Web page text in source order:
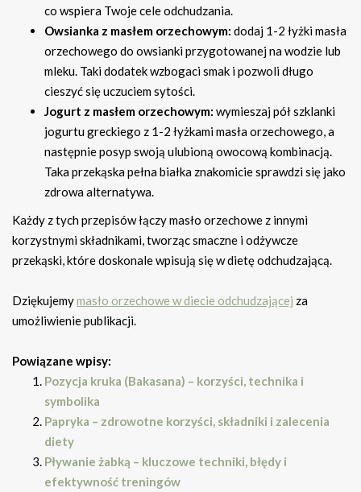
co wspiera Twoje cele odchudzania.
Owsianka z masłem orzechowym: dodaj 1-2 łyżki masła
orzechowego do owsianki przygotowanej na wodzie lub
mleku. Taki dodatek wzbogaci smak i pozwoli długo
cieszyć się uczuciem sytości.
Jogurt z masłem orzechowym: wymieszaj pół szklanki
jogurtu greckiego z 1-2 łyżkami masła orzechowego, a
następnie posyp swoją ulubioną owocową kombinacją.
Taka przekąska pełna białka znakomicie sprawdzi się jako
zdrowa alternatywa.
Każdy z tych przepisów łączy masło orzechowe z innymi
korzystnymi składnikami, tworząc smaczne i odżywcze
przekąski, które doskonale wpisują się w dietę odchudzającą.
Dziękujemymasło orzechowe w diecie odchudzającej za
umożliwienie publikacji.
Powiązane wpisy:
Pozycja kruka (Bakasana) – korzyści, technika i
symbolika
Papryka – zdrowotne korzyści, składniki i zalecenia
diety
Pływanie żabką – kluczowe techniki, błędy i
efektywność treningów